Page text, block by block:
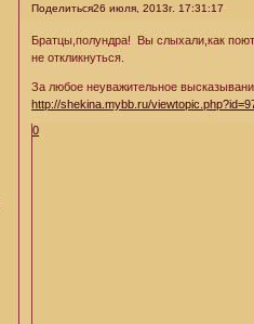
Поделиться26 июля, 2013г. 17:31:17
Братцы,полундра! Вы слыхали,как
не откликнуться.
За любое неуважительное
http://shekina.mybb.ru/
0